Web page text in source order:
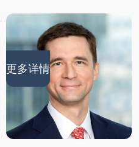
更多详情